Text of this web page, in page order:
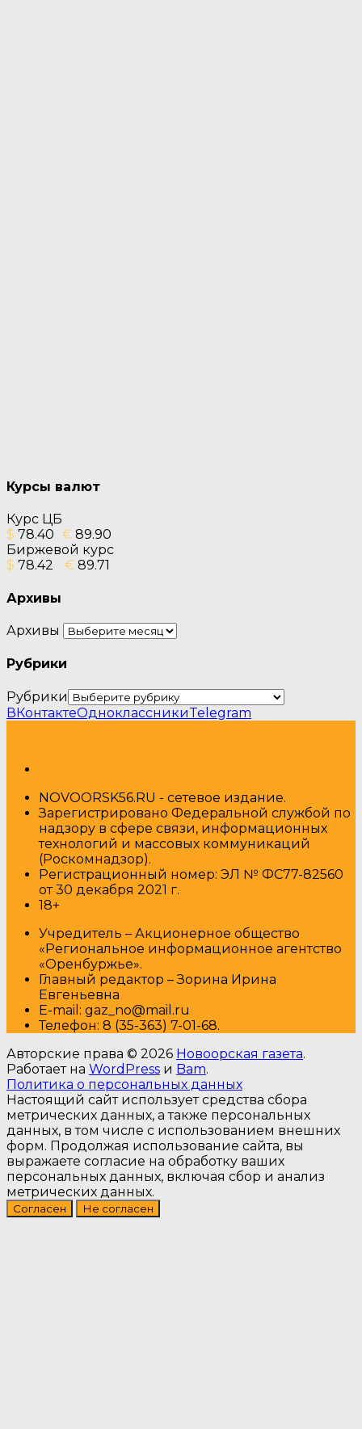
Курсы валют
Курс ЦБ
$ 78.40 € 89.90
Биржевой курс
$ 78.42 € 89.71
Архивы
Архивы
Рубрики
Рубрики
ВКонтактеОдноклассникиTelegram
NOVOORSK56.RU - сетевое издание.
Зарегистрировано Федеральной службой по
надзору в сфере связи, информационных
технологий и массовых коммуникаций
(Роскомнадзор).
Регистрационный номер: ЭЛ № ФС77-82560
от 30 декабря 2021 г.
18+
Учредитель – Акционерное общество
«Региональное информационное агентство
«Оренбуржье».
Главный редактор – Зорина Ирина
Евгеньевна
E-mail: gaz_no@mail.ru
Телефон: 8 (35-363) 7-01-68.
Авторские права © 2026 Новоорская газета.
Работает на WordPress и Bam.
Политика о персональных данных
Настоящий сайт использует средства сбора
метрических данных, а также персональных
данных, в том числе с использованием внешних
форм. Продолжая использование сайта, вы
выражаете согласие на обработку ваших
персональных данных, включая сбор и анализ
метрических данных.
Согласен Не согласен